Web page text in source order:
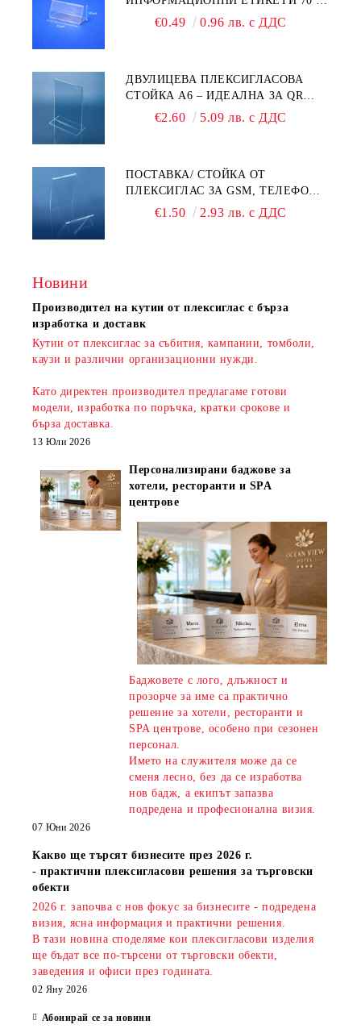
40 ММ – ПРОЗРАЧНА
€0.49 0.96 лв. с ДДС
ДВУЛИЦЕВА ПЛЕКСИГЛАСОВА
СТОЙКА A6 – ИДЕАЛНА ЗА QR
КОДОВЕ И РЕКЛАМИ
€2.60 5.09 лв. с ДДС
ПОСТАВКА/ СТОЙКА ОТ
ПЛЕКСИГЛАС ЗА GSM, ТЕЛЕФОН,
СМАРТФОН И АКСЕСОАРИ ЗА ТЯХ
€1.50 2.93 лв. с ДДС
Новини
Производител на кутии от плексиглас с бърза
изработка и доставк
Кутии от плексиглас за събития, кампании, томболи,
каузи и различни организационни нужди.
Като директен производител предлагаме готови
модели, изработка по поръчка, кратки срокове и
бърза доставка.
13 Юли 2026
Персонализирани баджове за
хотели, ресторанти и SPA
центрове
Баджовете с лого, длъжност и
прозорче за име са практично
решение за хотели, ресторанти и
SPA центрове, особено при сезонен
персонал.
Името на служителя може да се
сменя лесно, без да се изработва
нов бадж, а екипът запазва
подредена и професионална визия.
07 Юни 2026
Какво ще търсят бизнесите през 2026 г.
- практични плексигласови решения за търговски
обекти
2026 г. започва с нов фокус за бизнесите - подредена
визия, ясна информация и практични решения.
В тази новина споделяме кои плексигласови изделия
ще бъдат все по-търсени от търговски обекти,
заведения и офиси през годината.
02 Яну 2026
Абонирай се за новини